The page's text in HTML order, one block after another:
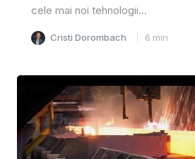
cele mai noi tehnologii...
Cristi Dorombach 6 min